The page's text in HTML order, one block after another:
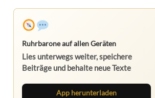
Ruhrbarone auf allen Geräten
Lies unterwegs weiter, speichere
Beiträge und behalte neue Texte
App herunterladen